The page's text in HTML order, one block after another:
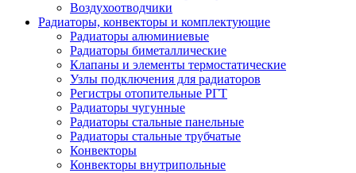
Воздухоотводчики
Радиаторы, конвекторы и комплектующие
Радиаторы алюминиевые
Радиаторы биметаллические
Клапаны и элементы термостатические
Узлы подключения для радиаторов
Регистры отопительные РГТ
Радиаторы чугунные
Радиаторы стальные панельные
Радиаторы стальные трубчатые
Конвекторы
Конвекторы внутрипольные